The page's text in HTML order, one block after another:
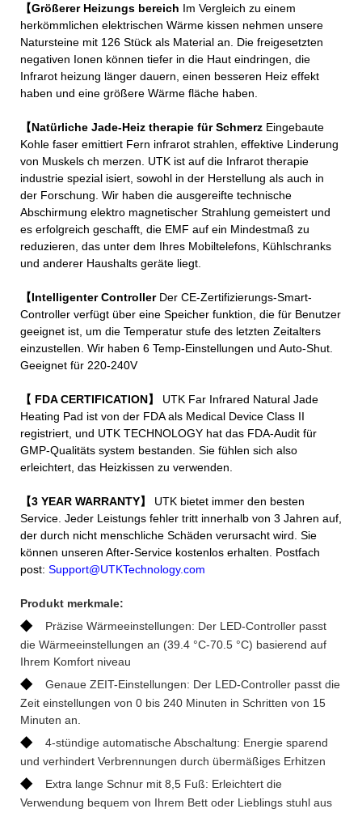
【Größerer Heizungs bereich Im Vergleich zu einem
herkömmlichen elektrischen Wärme kissen nehmen unsere
Natursteine mit 126 Stück als Material an. Die freigesetzten
negativen Ionen können tiefer in die Haut eindringen, die
Infrarot heizung länger dauern, einen besseren Heiz effekt
haben und eine größere Wärme fläche haben.
【Natürliche Jade-Heiz therapie für Schmerz Eingebaute
Kohle faser emittiert Fern infrarot strahlen, effektive Linderung
von Muskels ch merzen. UTK ist auf die Infrarot therapie
industrie spezial isiert, sowohl in der Herstellung als auch in
der Forschung. Wir haben die ausgereifte technische
Abschirmung elektro magnetischer Strahlung gemeistert und
es erfolgreich geschafft, die EMF auf ein Mindestmaß zu
reduzieren, das unter dem Ihres Mobiltelefons, Kühlschranks
und anderer Haushalts geräte liegt.
【Intelligenter Controller Der CE-Zertifizierungs-Smart-
Controller verfügt über eine Speicher funktion, die für Benutzer
geeignet ist, um die Temperatur stufe des letzten Zeitalters
einzustellen. Wir haben 6 Temp-Einstellungen und Auto-Shut.
Geeignet für 220-240V
【 FDA CERTIFICATION】 UTK Far Infrared Natural Jade
Heating Pad ist von der FDA als Medical Device Class II
registriert, und UTK TECHNOLOGY hat das FDA-Audit für
GMP-Qualitäts system bestanden. Sie fühlen sich also
erleichtert, das Heizkissen zu verwenden.
【3 YEAR WARRANTY】 UTK bietet immer den besten
Service. Jeder Leistungs fehler tritt innerhalb von 3 Jahren auf,
der durch nicht menschliche Schäden verursacht wird. Sie
können unseren After-Service kostenlos erhalten. Postfach
post: Support@UTKTechnology.com
Produkt merkmale:
◆
Präzise Wärmeeinstellungen: Der LED-Controller passt
die Wärmeeinstellungen an (39.4 °C-70.5 °C) basierend auf
Ihrem Komfort niveau
◆
Genaue ZEIT-Einstellungen: Der LED-Controller passt die
Zeit einstellungen von 0 bis 240 Minuten in Schritten von 15
Minuten an.
◆
4-stündige automatische Abschaltung: Energie sparend
und verhindert Verbrennungen durch übermäßiges Erhitzen
◆
Extra lange Schnur mit 8,5 Fuß: Erleichtert die
Verwendung bequem von Ihrem Bett oder Lieblings stuhl aus